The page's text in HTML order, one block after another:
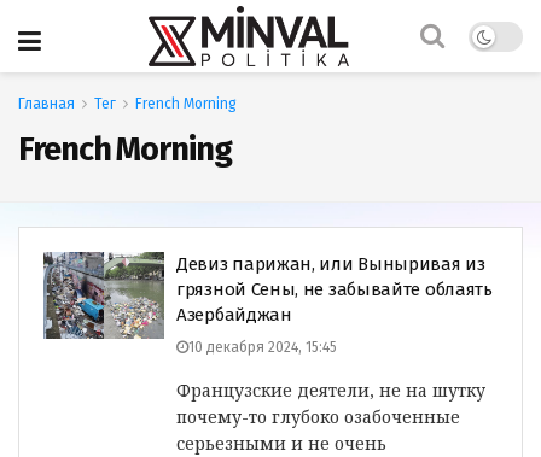
Главная Тег French Morning
French Morning
Девиз парижан, или Выныривая из
грязной Сены, не забывайте облаять
Азербайджан
10 декабря 2024, 15:45
Французские деятели, не на шутку
почему-то глубоко озабоченные
серьезными и не очень